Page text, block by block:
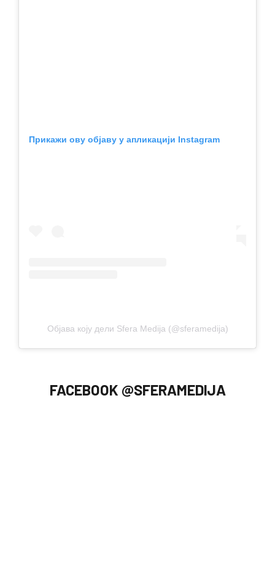
Прикажи ову објаву у апликацији Instagram
Објава коју дели Sfera Medija (@sferamedija)
FACEBOOK @SFERAMEDIJA